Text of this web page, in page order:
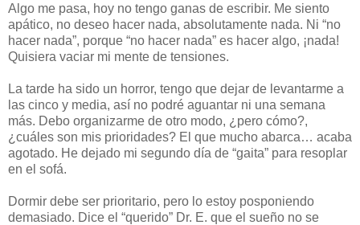
Algo me pasa, hoy no tengo ganas de escribir. Me siento
apático, no deseo hacer nada, absolutamente nada. Ni “no
hacer nada”, porque “no hacer nada” es hacer algo, ¡nada!
Quisiera vaciar mi mente de tensiones.
La tarde ha sido un horror, tengo que dejar de levantarme a
las cinco y media, así no podré aguantar ni una semana
más. Debo organizarme de otro modo, ¿pero cómo?,
¿cuáles son mis prioridades? El que mucho abarca… acaba
agotado. He dejado mi segundo día de “gaita” para resoplar
en el sofá.
Dormir debe ser prioritario, pero lo estoy posponiendo
demasiado. Dice el “querido” Dr. E. que el sueño no se